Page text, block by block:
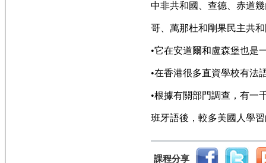
中非共和國、查德、赤道
哥、 萬那杜和剛果民主共
•它在安道爾和盧森堡也是
•在香港很多直資學校有法
•根據有關部門調查，有一
班牙語後，較多美國人學
課程分享